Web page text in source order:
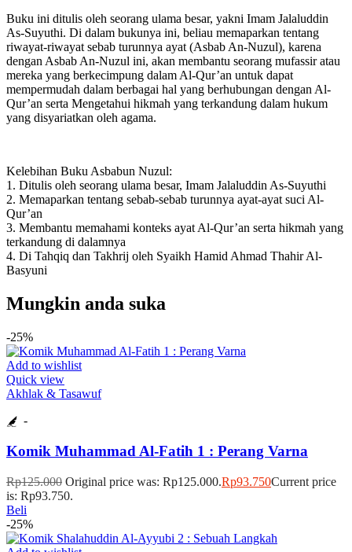
Buku ini ditulis oleh seorang ulama besar, yakni Imam Jalaluddin
As-Suyuthi. Di dalam bukunya ini, beliau memaparkan tentang
riwayat-riwayat sebab turunnya ayat (Asbab An-Nuzul), karena
dengan Asbab An-Nuzul ini, akan membantu seorang mufassir atau
mereka yang berkecimpung dalam Al-Qur’an untuk dapat
mempermudah dalam berbagai hal yang berhubungan dengan Al-
Qur’an serta Mengetahui hikmah yang terkandung dalam hukum
yang disyariatkan oleh agama.
Kelebihan Buku Asbabun Nuzul:
1. Ditulis oleh seorang ulama besar, Imam Jalaluddin As-Suyuthi
2. Memaparkan tentang sebab-sebab turunnya ayat-ayat suci Al-
Qur’an
3. Membantu memahami konteks ayat Al-Qur’an serta hikmah yang
terkandung di dalamnya
4. Di Tahqiq dan Takhrij oleh Syaikh Hamid Ahmad Thahir Al-
Basyuni
Mungkin anda suka
-25%
Add to wishlist
Quick view
Akhlak & Tasawuf
-
Komik Muhammad Al-Fatih 1 : Perang Varna
Rp125.000 Original price was: Rp125.000.Rp93.750Current price
is: Rp93.750.
Beli
-25%